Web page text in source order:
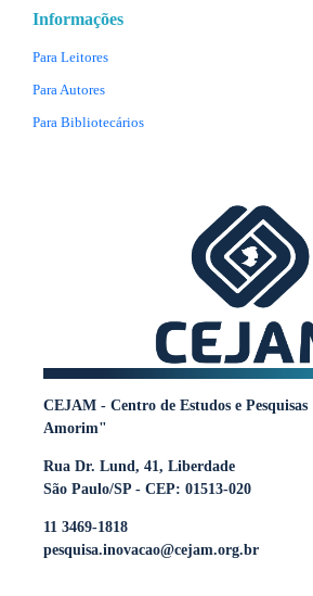
Informações
Para Leitores
Para Autores
Para Bibliotecários
CEJAM - Centro de Estudos e
Amorim"
Rua Dr. Lund, 41, Liberdade
São Paulo/SP - CEP: 01513-020
11 3469-1818
pesquisa.inovacao@cejam.org.br